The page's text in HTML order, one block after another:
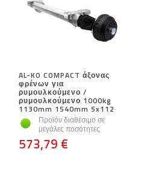
AL-KO COMPACT άξονας
φρένων για
ρυμουλκούμενο /
ρυμουλκούμενο 1000kg
1130mm 1540mm 5x112
Προϊόν διαθέσιμο σε
μεγάλες ποσότητες
573,79 €